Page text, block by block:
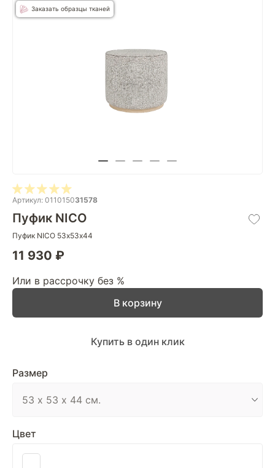
Заказать образцы тканей
Артикул: 011015031578
Пуфик NICO
Пуфик NICO 53х53х44
11 930 ₽
Или в рассрочку без %
Размер
Цвет
В корзину
Купить в один клик